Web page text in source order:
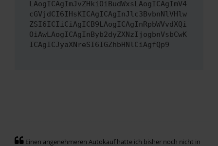
LAogICAgImJvZHkiOiBudWxsLAogICAgImV4
cGVjdCI6IHsKICAgICAgInJlc3BvbnNlVHlw
ZSI6ICIiCiAgICB9LAogICAgInRpbWVvdXQi
OiAwLAogICAgInByb2dyZXNzIjogbnVsbCwK
ICAgICJyaXNreSI6IGZhbHNlCiAgfQp9
Einen angenehmeren Autokauf hatte ich bisher noch nicht in